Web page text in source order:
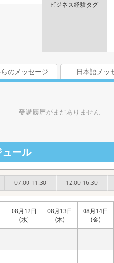
ビジネス経験タグ
のメッセージ 日本語メッ
受講履歴がまだありません
ール
07:00-11:30 12:00-16:30
08月12日
(水)
08月13日
(木)
08月14日
(金)